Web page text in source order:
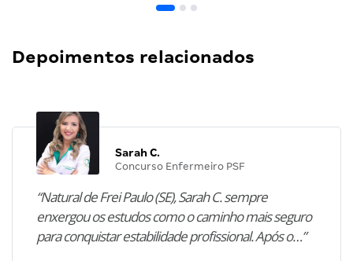
Depoimentos relacionados
Sarah C.
Concurso Enfermeiro PSF
“Natural de Frei Paulo (SE), Sarah C. sempre
enxergou os estudos como o caminho mais seguro
para conquistar estabilidade profissional. Após o…”